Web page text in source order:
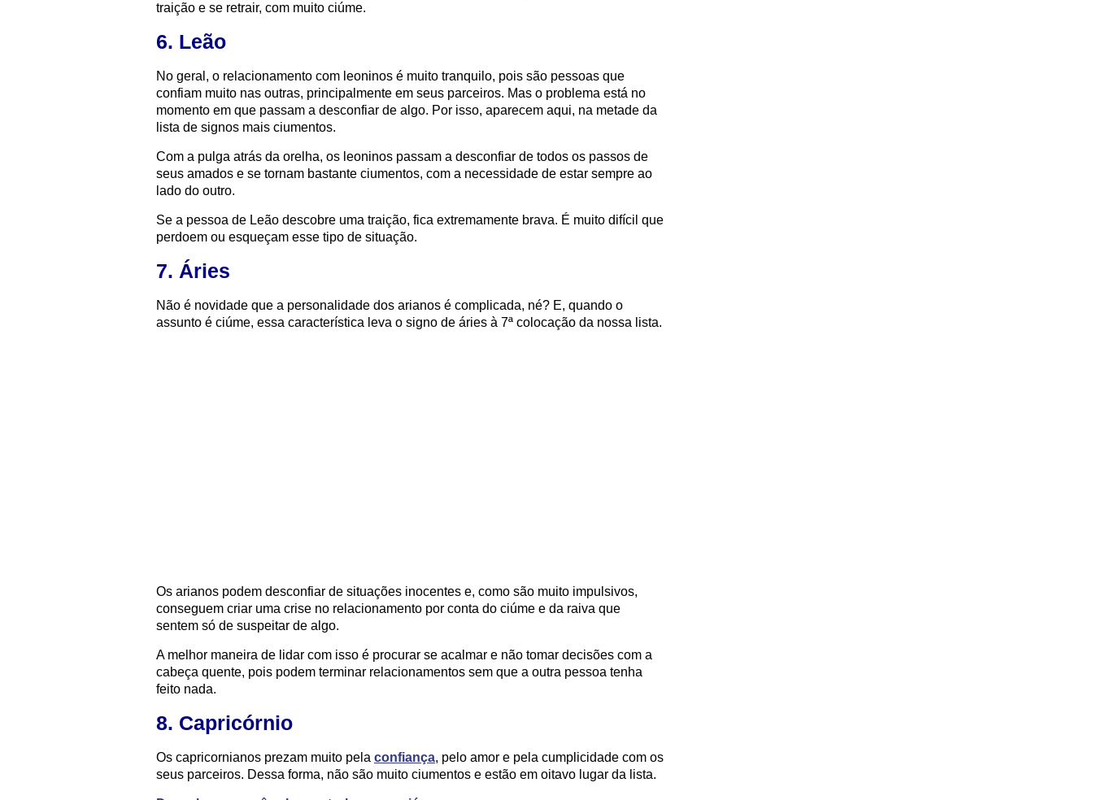
traição e se retrair, com muito ciúme.
6. Leão
No geral, o relacionamento com leoninos é muito tranquilo, pois são pessoas que
confiam muito nas outras, principalmente em seus parceiros. Mas o problema está no
momento em que passam a desconfiar de algo. Por isso, aparecem aqui, na metade da
lista de signos mais ciumentos.
Com a pulga atrás da orelha, os leoninos passam a desconfiar de todos os passos de
seus amados e se tornam bastante ciumentos, com a necessidade de estar sempre ao
lado do outro.
Se a pessoa de Leão descobre uma traição, fica extremamente brava. É muito difícil que
perdoem ou esqueçam esse tipo de situação.
7. Áries
Não é novidade que a personalidade dos arianos é complicada, né? E, quando o
assunto é ciúme, essa característica leva o signo de áries à 7ª colocação da nossa lista.
Os arianos podem desconfiar de situações inocentes e, como são muito impulsivos,
conseguem criar uma crise no relacionamento por conta do ciúme e da raiva que
sentem só de suspeitar de algo.
A melhor maneira de lidar com isso é procurar se acalmar e não tomar decisões com a
cabeça quente, pois podem terminar relacionamentos sem que a outra pessoa tenha
feito nada.
8. Capricórnio
Os capricornianos prezam muito pela confiança, pelo amor e pela cumplicidade com os
seus parceiros. Dessa forma, não são muito ciumentos e estão em oitavo lugar da lista.